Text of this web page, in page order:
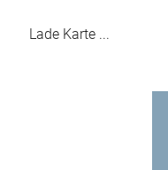
Lade Karte ...